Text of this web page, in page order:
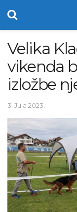
Velika
vikenda
izložbe
3. Jula 2023.